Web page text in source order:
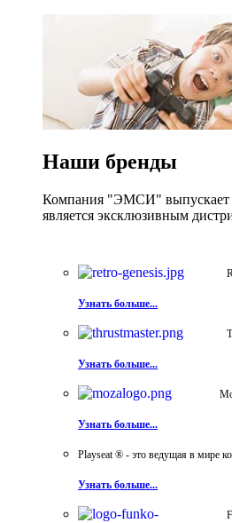
Наши бренды
Компания "ЭМСИ" выпускает
является эксклюзивным
Узнать больше...
Узнать больше...
Узнать больше...
Playseat ® - это ведущая в мире
Узнать больше...